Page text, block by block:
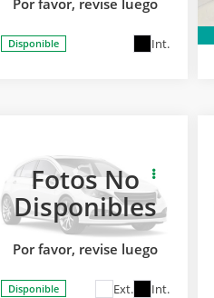
Modelo:TPE26D
Disponible Int.
Fotos No
Disponibles
Por favor, revise luego
TERRAIN BLACK
EDITION FWD
PAQ. A
Carsol Buick GMC Guadalajara
Modelo:TPB26A
Disponible Ext. Int.
SOLICITA MÁS
INFORMACIÓN